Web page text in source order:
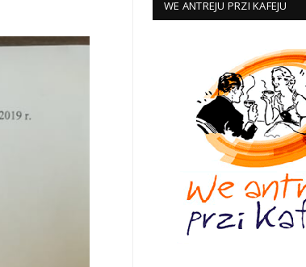
WE ANTREJU PRZI KAFEJU